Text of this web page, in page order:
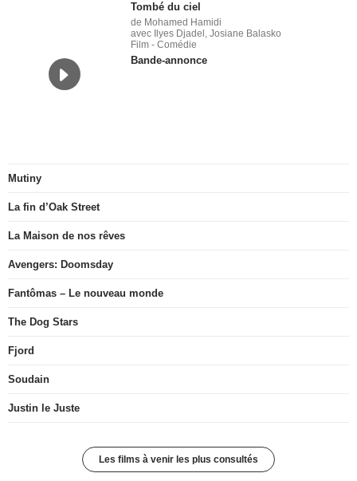
Tombé du ciel
de Mohamed Hamidi
avec Ilyes Djadel, Josiane Balasko
Film - Comédie
Bande-annonce
Mutiny
La fin d’Oak Street
La Maison de nos rêves
Avengers: Doomsday
Fantômas – Le nouveau monde
The Dog Stars
Fjord
Soudain
Justin le Juste
Les films à venir les plus consultés